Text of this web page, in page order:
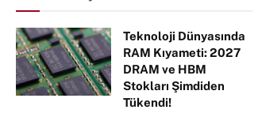
Teknoloji Dünyasında
RAM Kıyameti: 2027
DRAM ve HBM
Stokları Şimdiden
Tükendi!